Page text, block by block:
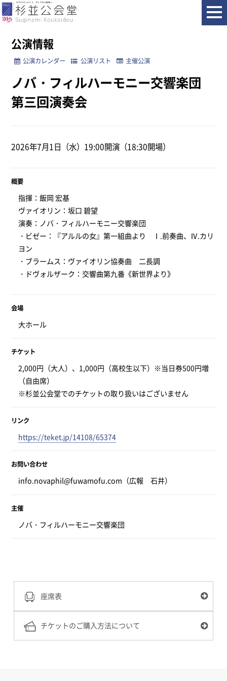
ホーム 公演情報 ノバ・フィルハーモニー交響楽団 第三回演奏会
公演情報
公演カレンダー 公演リスト 主催公演
ノバ・フィルハーモニー交響楽団
第三回演奏会
2026年7月1日（水）19:00開演（18:30開場）
概要
指揮：飯岡 宏基
ヴァイオリン：坂口 碧望
演奏：ノバ・フィルハーモニー交響楽団
・ビゼー：『アルルの女』第一組曲より Ⅰ.前奏曲、Ⅳ.カリ
ヨン
・ブラームス：ヴァイオリン協奏曲 二長調
・ドヴォルザーク：交響曲第九番《新世界より》
会場
大ホール
チケット
2,000円（大人）、1,000円（高校生以下）※当日券500円増
（自由席）
※杉並公会堂でのチケットの取り扱いはございません
リンク
https://teket.jp/14108/65374
お問い合わせ
info.novaphil@fuwamofu.com（広報 石井）
主催
ノバ・フィルハーモニー交響楽団
座席表
チケットのご購入方法について